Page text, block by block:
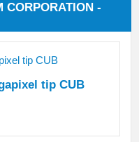
CORPORATION -
tip CUB